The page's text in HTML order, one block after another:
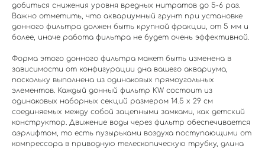
добиться снижения уровня вредных нитратов до 5-6 раз.
Важно отметить, что аквариумный грунт при установке
донного фильтра должен быть крупной фракции, от 5 мм и
более, иначе работа фильтра не будет очень эффективной.
Форма этого донного фильтра может быть изменена в
зависимости от конфигурации дна вашего аквариума,
поскольку выполнена из одинаковых прямоугольных
элементов. Каждый донный фильтр KW состоит из
одинаковых наборных секций размером 14.5 х 29 см
соединяемых между собой зацепными замками, как детский
конструктор. Движение воды через фильтр обеспечивается
аэрлифтом, то есть пузырьками воздуха поступающими от
компрессора в приводную телескопическую трубку, длина